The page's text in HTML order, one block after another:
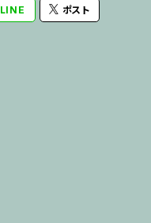
LINE ポスト